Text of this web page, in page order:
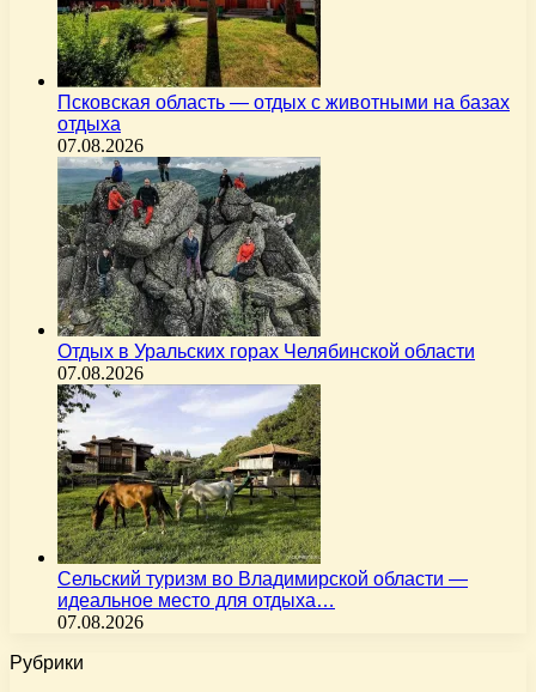
Псковская область — отдых с животными на базах
отдыха
07.08.2026
Отдых в Уральских горах Челябинской области
07.08.2026
Сельский туризм во Владимирской области —
идеальное место для отдыха…
07.08.2026
Рубрики